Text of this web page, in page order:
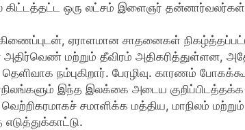
ஒரு லட்சம் இளைஞர் தன்னார்வலர்கள்
ஏராளமான சாதனைகள்
மற்றும் தீவிரம் அதிகரித்துள்ளன, அதே
நம்புகிறார். பேரழிவு. காரணம்
இந்த இலக்கை அடைய
சமாளிக்க மத்திய, மாநிலம் மற்றும்